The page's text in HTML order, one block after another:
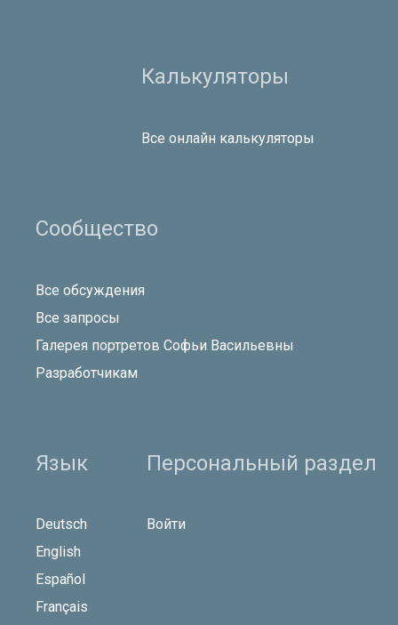
Калькуляторы
Все онлайн калькуляторы
Сообщество
Все обсуждения
Все запросы
Галерея портретов Софьи Васильевны
Разработчикам
Язык
Deutsch
English
Español
Français
Персональный раздел
Войти